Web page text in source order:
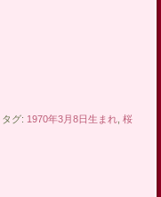
タグ: 1970年3月8日生まれ ,桜